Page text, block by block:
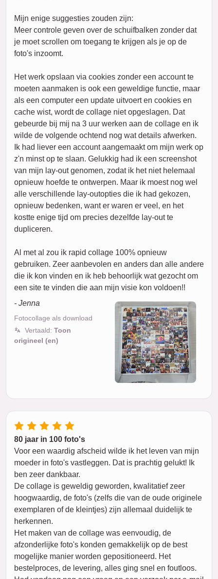
Mijn enige suggesties zouden zijn:
Meer controle geven over de schuifbalken zonder dat
je moet scrollen om toegang te krijgen als je op de
foto's inzoomt.
Het werk opslaan via cookies zonder een account te
moeten aanmaken is ook een geweldige functie, maar
als een computer een update uitvoert en cookies en
cache wist, wordt de collage niet opgeslagen. Dat
gebeurde bij mij na 3 uur werken aan de collage en ik
wilde de volgende ochtend nog wat details afwerken.
Ik had liever een account aangemaakt om mijn werk op
z'n minst op te slaan. Gelukkig had ik een screenshot
van mijn lay-out genomen, zodat ik het niet helemaal
opnieuw hoefde te ontwerpen. Maar ik moest nog wel
alle verschillende lay-outopties die ik had gekozen,
opnieuw bedenken, want er waren er veel, en het
kostte enige tijd om precies dezelfde lay-out te
dupliceren.
Al met al zou ik rapid collage 100% opnieuw
gebruiken. Zeer aanbevolen en anders dan alle andere
die ik kon vinden en ik heb behoorlijk wat gezocht om
een site te vinden die aan mijn visie kon voldoen!!
- Jenna
Fotocollage als download
Vertaald: Toon
origineel (en)
80 jaar in 100 foto's
Voor een waardig afscheid wilde ik het leven van mijn
moeder in foto's vastleggen. Dat is prachtig gelukt! Ik
ben zeer dankbaar.
De collage is geweldig geworden, kwalitatief zeer
hoogwaardig, de foto's (zelfs die van de oude originele
exemplaren of de kleintjes) zijn allemaal duidelijk te
herkennen.
Het maken van de collage was eenvoudig, de
afzonderlijke foto's konden gemakkelijk op de best
mogelijke manier worden gepositioneerd. Het
bestelproces, de levering, alles ging snel en foutloos.